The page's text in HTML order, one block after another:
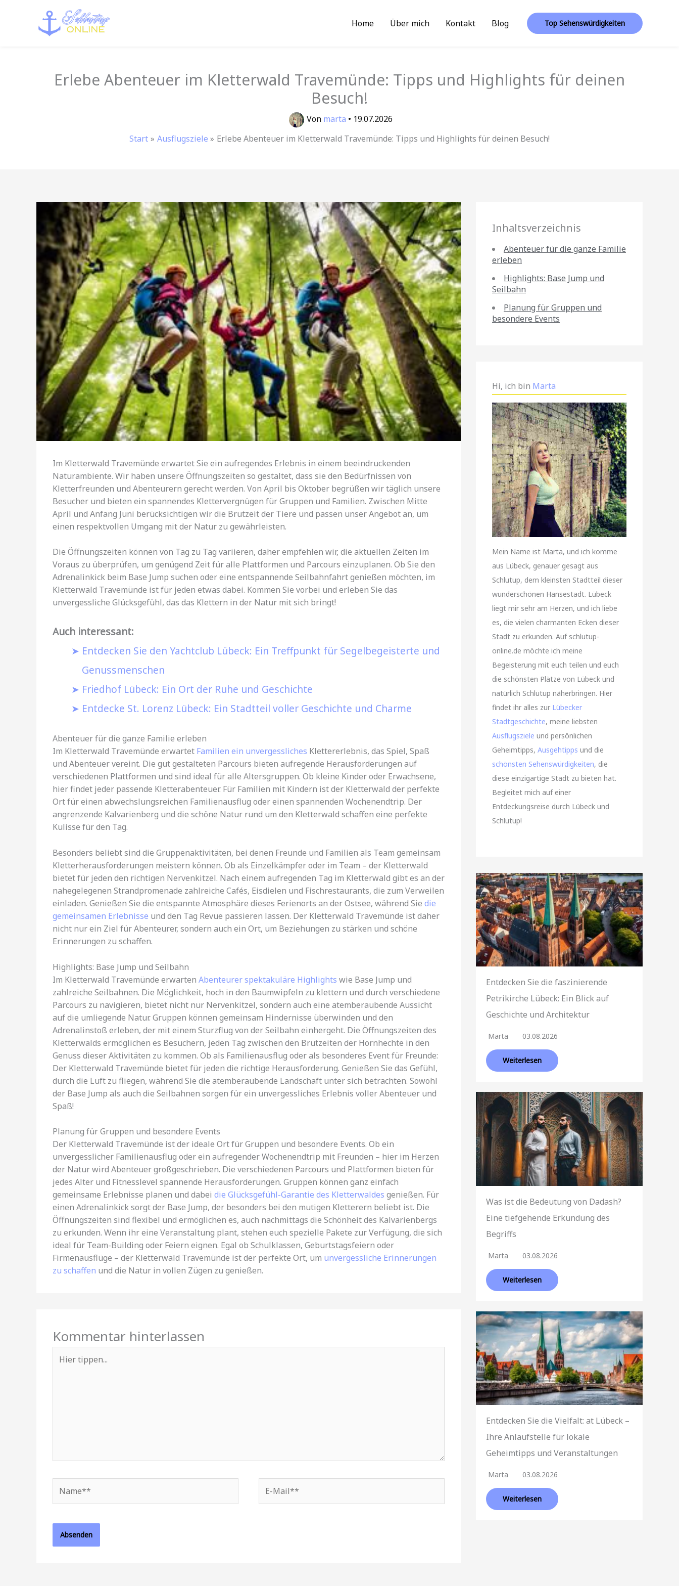
Home Über mich Kontakt Blog Top Sehenswürdigkeiten
Erlebe Abenteuer im Kletterwald Travemünde: Tipps und Highlights für deinen
Besuch!
Von marta • 19.07.2026
Start
Ausflugsziele Erlebe Abenteuer im Kletterwald Travemünde: Tipps und Highlights für deinen Besuch!
Im Kletterwald Travemünde erwartet Sie ein aufregendes Erlebnis in einem beeindruckenden
Naturambiente. Wir haben unsere Öffnungszeiten so gestaltet, dass sie den Bedürfnissen von
Kletterfreunden und Abenteurern gerecht werden. Von April bis Oktober begrüßen wir täglich unsere
Besucher und bieten ein spannendes Klettervergnügen für Gruppen und Familien. Zwischen Mitte
April und Anfang Juni berücksichtigen wir die Brutzeit der Tiere und passen unser Angebot an, um
einen respektvollen Umgang mit der Natur zu gewährleisten.
Die Öffnungszeiten können von Tag zu Tag variieren, daher empfehlen wir, die aktuellen Zeiten im
Voraus zu überprüfen, um genügend Zeit für alle Plattformen und Parcours einzuplanen. Ob Sie den
Adrenalinkick beim Base Jump suchen oder eine entspannende Seilbahnfahrt genießen möchten, im
Kletterwald Travemünde ist für jeden etwas dabei. Kommen Sie vorbei und erleben Sie das
unvergessliche Glücksgefühl, das das Klettern in der Natur mit sich bringt!
Auch interessant:
Entdecken Sie den Yachtclub Lübeck: Ein Treffpunkt für Segelbegeisterte und
Genussmenschen
Friedhof Lübeck: Ein Ort der Ruhe und Geschichte
Entdecke St. Lorenz Lübeck: Ein Stadtteil voller Geschichte und Charme
Abenteuer für die ganze Familie erleben
Im Kletterwald Travemünde erwartet Familien ein unvergessliches Klettererlebnis, das Spiel, Spaß
und Abenteuer vereint. Die gut gestalteten Parcours bieten aufregende Herausforderungen auf
verschiedenen Plattformen und sind ideal für alle Altersgruppen. Ob kleine Kinder oder Erwachsene,
hier findet jeder passende Kletterabenteuer. Für Familien mit Kindern ist der Kletterwald der perfekte
Ort für einen abwechslungsreichen Familienausflug oder einen spannenden Wochenendtrip. Der
angrenzende Kalvarienberg und die schöne Natur rund um den Kletterwald schaffen eine perfekte
Kulisse für den Tag.
Besonders beliebt sind die Gruppenaktivitäten, bei denen Freunde und Familien als Team gemeinsam
Kletterherausforderungen meistern können. Ob als Einzelkämpfer oder im Team – der Kletterwald
bietet für jeden den richtigen Nervenkitzel. Nach einem aufregenden Tag im Kletterwald gibt es an der
nahegelegenen Strandpromenade zahlreiche Cafés, Eisdielen und Fischrestaurants, die zum Verweilen
einladen. Genießen Sie die entspannte Atmosphäre dieses Ferienorts an der Ostsee, während Sie die
gemeinsamen Erlebnisse und den Tag Revue passieren lassen. Der Kletterwald Travemünde ist daher
nicht nur ein Ziel für Abenteurer, sondern auch ein Ort, um Beziehungen zu stärken und schöne
Erinnerungen zu schaffen.
Highlights: Base Jump und Seilbahn
Im Kletterwald Travemünde erwarten Abenteurer spektakuläre Highlights wie Base Jump und
zahlreiche Seilbahnen. Die Möglichkeit, hoch in den Baumwipfeln zu klettern und durch verschiedene
Parcours zu navigieren, bietet nicht nur Nervenkitzel, sondern auch eine atemberaubende Aussicht
auf die umliegende Natur. Gruppen können gemeinsam Hindernisse überwinden und den
Adrenalinstoß erleben, der mit einem Sturzflug von der Seilbahn einhergeht. Die Öffnungszeiten des
Kletterwalds ermöglichen es Besuchern, jeden Tag zwischen den Brutzeiten der Hornhechte in den
Genuss dieser Aktivitäten zu kommen. Ob als Familienausflug oder als besonderes Event für Freunde:
Der Kletterwald Travemünde bietet für jeden die richtige Herausforderung. Genießen Sie das Gefühl,
durch die Luft zu fliegen, während Sie die atemberaubende Landschaft unter sich betrachten. Sowohl
der Base Jump als auch die Seilbahnen sorgen für ein unvergessliches Erlebnis voller Abenteuer und
Spaß!
Planung für Gruppen und besondere Events
Der Kletterwald Travemünde ist der ideale Ort für Gruppen und besondere Events. Ob ein
unvergesslicher Familienausflug oder ein aufregender Wochenendtrip mit Freunden – hier im Herzen
der Natur wird Abenteuer großgeschrieben. Die verschiedenen Parcours und Plattformen bieten für
jedes Alter und Fitnesslevel spannende Herausforderungen. Gruppen können ganz einfach
gemeinsame Erlebnisse planen und dabei die Glücksgefühl-Garantie des Kletterwaldes genießen. Für
einen Adrenalinkick sorgt der Base Jump, der besonders bei den mutigen Kletterern beliebt ist. Die
Öffnungszeiten sind flexibel und ermöglichen es, auch nachmittags die Schönheit des Kalvarienbergs
zu erkunden. Wenn ihr eine Veranstaltung plant, stehen euch spezielle Pakete zur Verfügung, die sich
ideal für Team-Building oder Feiern eignen. Egal ob Schulklassen, Geburtstagsfeiern oder
Firmenausflüge – der Kletterwald Travemünde ist der perfekte Ort, um unvergessliche Erinnerungen
zu schaffen und die Natur in vollen Zügen zu genießen.
Kommentar hinterlassen
tippen...
Mail**
Inhaltsverzeichnis
Abenteuer für die ganze Familie
erleben
Highlights: Base Jump und
Seilbahn
Planung für Gruppen und
besondere Events
Hi, ich bin Marta
Mein Name ist Marta, und ich komme
aus Lübeck, genauer gesagt aus
Schlutup, dem kleinsten Stadtteil dieser
wunderschönen Hansestadt. Lübeck
liegt mir sehr am Herzen, und ich liebe
es, die vielen charmanten Ecken dieser
Stadt zu erkunden. Auf schlutup-
online.de möchte ich meine
Begeisterung mit euch teilen und euch
die schönsten Plätze von Lübeck und
natürlich Schlutup näherbringen. Hier
findet ihr alles zur Lübecker
Stadtgeschichte, meine liebsten
Ausflugsziele und persönlichen
Geheimtipps, Ausgehtipps und die
schönsten Sehenswürdigkeiten, die
diese einzigartige Stadt zu bieten hat.
Begleitet mich auf einer
Entdeckungsreise durch Lübeck und
Schlutup!
Entdecken Sie die faszinierende
Petrikirche Lübeck: Ein Blick auf
Geschichte und Architektur
Marta 03.08.2026
Weiterlesen
Was ist die Bedeutung von Dadash?
Eine tiefgehende Erkundung des
Begriffs
Marta 03.08.2026
Weiterlesen
Entdecken Sie die Vielfalt: at Lübeck –
Ihre Anlaufstelle für lokale
Geheimtipps und Veranstaltungen
Marta 03.08.2026
Weiterlesen